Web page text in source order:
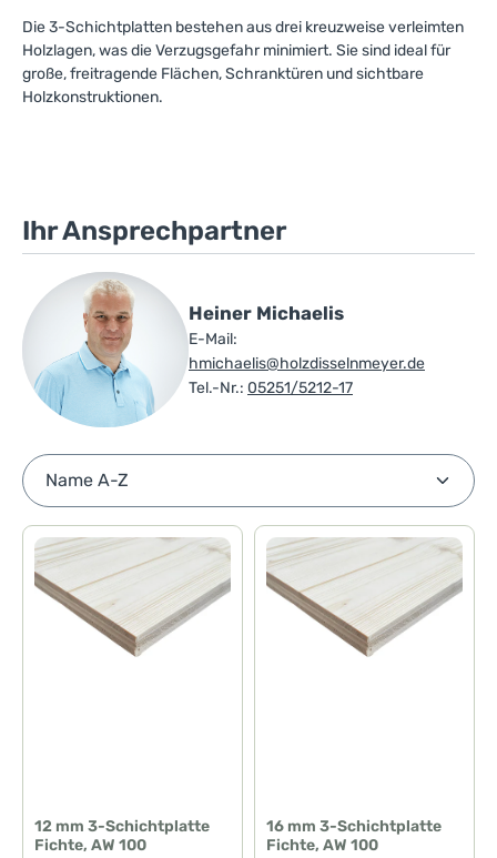
Die 3-Schichtplatten bestehen aus drei kreuzweise verleimten
Holzlagen, was die Verzugsgefahr minimiert. Sie sind ideal für
große, freitragende Flächen, Schranktüren und sichtbare
Holzkonstruktionen.
Ihr Ansprechpartner
Heiner Michaelis
E-Mail:
hmichaelis@holzdisselnmeyer.de
Tel.-Nr.: 05251/5212-17
12 mm 3-Schichtplatte
Fichte, AW 100
16 mm 3-Schichtplatte
Fichte, AW 100